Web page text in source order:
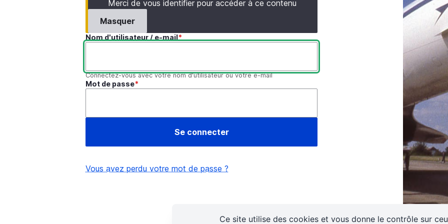
Ce site utilise des cookies et vous donne le contrôle sur
Merci de vous identifier pour accéder à ce contenu
Masquer
Nom d'utilisateur / e-mail
Connectez-vous avec votre nom d'utilisateur ou votre e-mail
Mot de passe
Vous avez perdu votre mot de passe ?